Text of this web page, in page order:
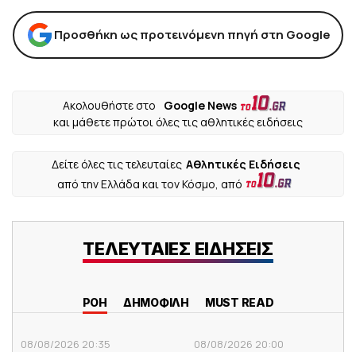
Προσθήκη ως προτεινόμενη πηγή στη Google
Ακολουθήστε στο
Google News
και μάθετε πρώτοι όλες τις αθλητικές ειδήσεις
Δείτε όλες τις τελευταίες Αθλητικές Ειδήσεις
από την Ελλάδα και τον Κόσμο, από
ΤΕΛΕΥΤΑΙΕΣ ΕΙΔΗΣΕΙΣ
ΡΟΗ ΔΗΜΟΦΙΛΗ MUST READ
08/08/2026 20:35 08/08/2026 20:00